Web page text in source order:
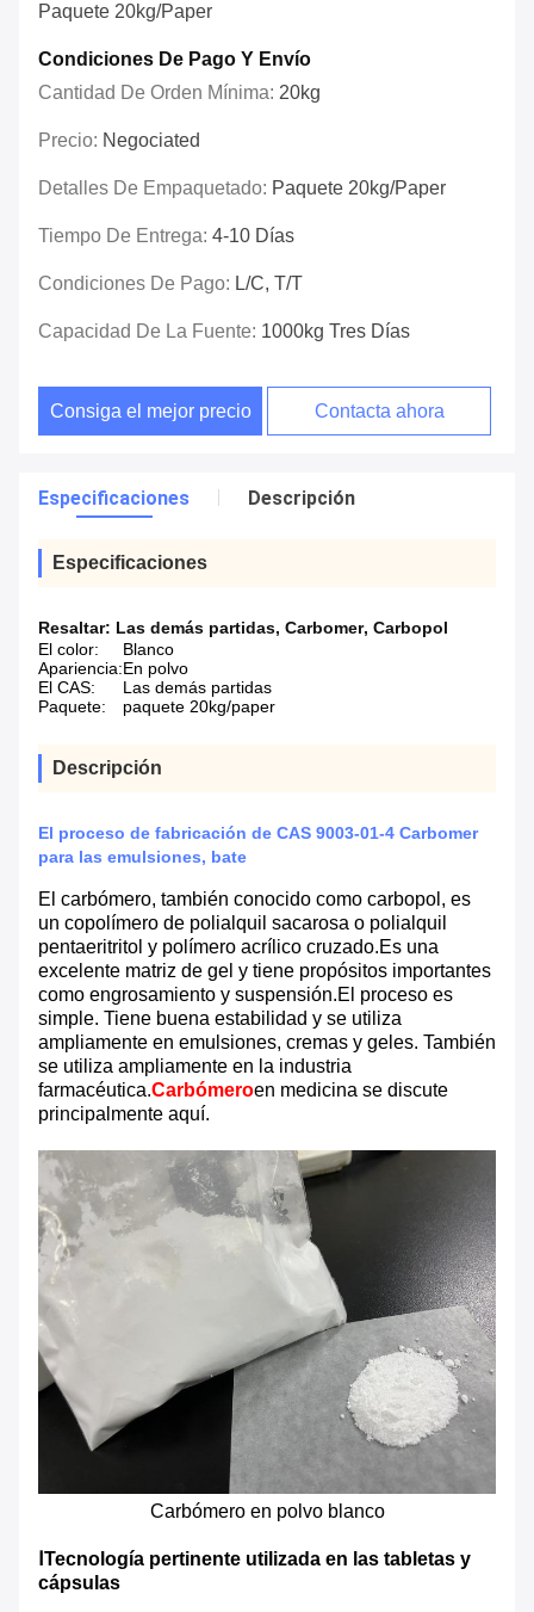
Paquete 20kg/paper
Condiciones De Pago Y Envío
Cantidad De Orden Mínima: 20kg
Precio: Negociated
Detalles De Empaquetado: Paquete 20kg/paper
Tiempo De Entrega: 4-10 Días
Condiciones De Pago: L/C, T/T
Capacidad De La Fuente: 1000kg Tres Días
Consiga el mejor precio Contacta ahora
Especificaciones Descripción
Especificaciones
Resaltar: Las demás partidas, Carbomer, Carbopol
El color:
Blanco
Apariencia:En polvo
El CAS:
Las demás partidas
Paquete:
paquete 20kg/paper
Descripción
El proceso de fabricación de CAS 9003-01-4 Carbomer
para las emulsiones, bate
El carbómero, también conocido como carbopol, es
un copolímero de polialquil sacarosa o polialquil
pentaeritritol y polímero acrílico cruzado.Es una
excelente matriz de gel y tiene propósitos importantes
como engrosamiento y suspensión.El proceso es
simple. Tiene buena estabilidad y se utiliza
ampliamente en emulsiones, cremas y geles. También
se utiliza ampliamente en la industria
farmacéutica.Carbómeroen medicina se discute
principalmente aquí.
Carbómero en polvo blanco
ⅠTecnología pertinente utilizada en las tabletas y
cápsulas